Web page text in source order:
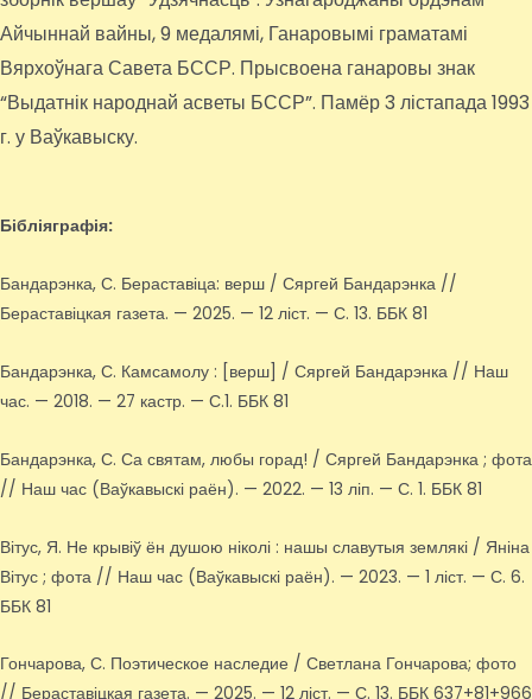
Айчыннай вайны, 9 медалямі, Ганаровымі граматамі
Вярхоўнага Савета БССР. Прысвоена ганаровы знак
“Выдатнік народнай асветы БССР”. Памёр 3 лістапада 1993
г. у Ваўкавыску.
Бібліяграфія:
Бандарэнка, С. Бераставіца: верш / Сяргей Бандарэнка //
Бераставіцкая газета. — 2025. — 12 ліст. — С. 13. ББК 81
Бандарэнка, С. Камсамолу : [верш] / Сяргей Бандарэнка // Наш
час. — 2018. — 27 кастр. — С.1. ББК 81
Бандарэнка, С. Са святам, любы горад! / Сяргей Бандарэнка ; фота
// Наш час (Ваўкавыскі раён). — 2022. — 13 ліп. — С. 1. ББК 81
Вітус, Я. Не крывіў ён душою ніколі : нашы славутыя землякі / Яніна
Вітус ; фота // Наш час (Ваўкавыскі раён). — 2023. — 1 ліст. — С. 6.
ББК 81
Гончарова, С. Поэтическое наследие / Светлана Гончарова; фото
// Бераставіцкая газета. — 2025. — 12 ліст. — С. 13. ББК 637+81+966